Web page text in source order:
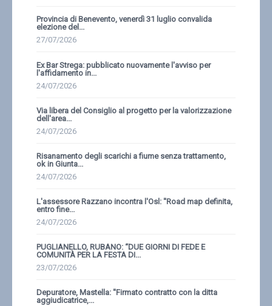
Provincia di Benevento, venerdì 31 luglio convalida
elezione del...
27/07/2026
Ex Bar Strega: pubblicato nuovamente l'avviso per
l'affidamento in...
24/07/2026
Via libera del Consiglio al progetto per la valorizzazione
dell'area...
24/07/2026
Risanamento degli scarichi a fiume senza trattamento,
ok in Giunta...
24/07/2026
L'assessore Razzano incontra l'Osl: ''Road map definita,
entro fine...
24/07/2026
PUGLIANELLO, RUBANO: “DUE GIORNI DI FEDE E
COMUNITÀ PER LA FESTA DI...
23/07/2026
Depuratore, Mastella: ''Firmato contratto con la ditta
aggiudicatrice,...